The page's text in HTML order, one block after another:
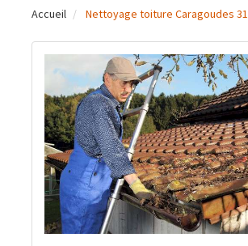
Accueil Nettoyage toiture Caragoudes 31